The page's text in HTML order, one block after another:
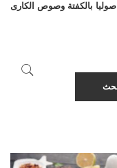
بالكفتة وصوص الكارى